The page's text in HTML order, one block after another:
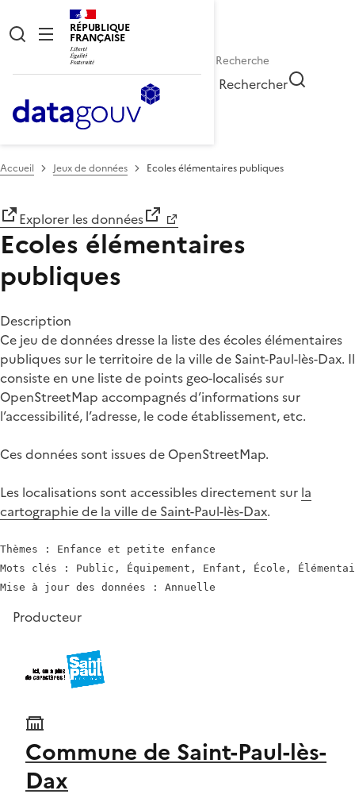
RÉPUBLIQUE
FRANÇAISE
Rechercher
Accueil Jeux de données Ecoles élémentaires publiques
Explorer les données
Ecoles élémentaires
publiques
Description
Ce jeu de données dresse la liste des écoles élémentaires
publiques sur le territoire de la ville de Saint-Paul-lès-Dax. Il
consiste en une liste de points geo-localisés sur
OpenStreetMap accompagnés d’informations sur
l’accessibilité, l’adresse, le code établissement, etc.
Ces données sont issues de OpenStreetMap.
Les localisations sont accessibles directement sur la
cartographie de la ville de Saint-Paul-lès-Dax.
Thèmes : Enfance et petite enfance
Mots clés : Public, Équipement, Enfant, École,
Producteur
Commune de Saint-Paul-lès-
Dax